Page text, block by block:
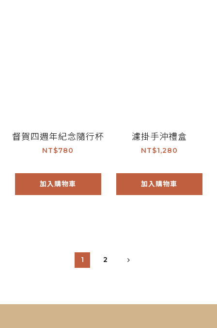
督賀四週年紀念隨行杯
NT$780
加入購物車
濾掛手沖禮盒
NT$1,280
加入購物車
1 2